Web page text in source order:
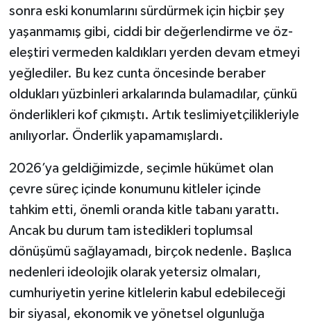
sonra eski konumlarını sürdürmek için hiçbir şey
yaşanmamış gibi, ciddi bir değerlendirme ve öz-
eleştiri vermeden kaldıkları yerden devam etmeyi
yeğlediler. Bu kez cunta öncesinde beraber
oldukları yüzbinleri arkalarında bulamadılar, çünkü
önderlikleri kof çıkmıştı. Artık teslimiyetçilikleriyle
anılıyorlar. Önderlik yapamamışlardı.
2026’ya geldiğimizde, seçimle hükümet olan
çevre süreç içinde konumunu kitleler içinde
tahkim etti, önemli oranda kitle tabanı yarattı.
Ancak bu durum tam istedikleri toplumsal
dönüşümü sağlayamadı, birçok nedenle. Başlıca
nedenleri ideolojik olarak yetersiz olmaları,
cumhuriyetin yerine kitlelerin kabul edebileceği
bir siyasal, ekonomik ve yönetsel olgunluğa